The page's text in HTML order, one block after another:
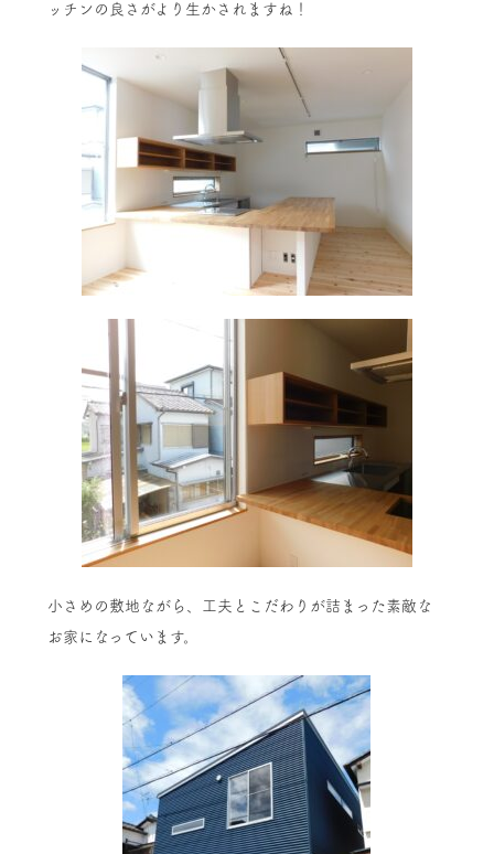
ッチンの良さがより生かされますね！
小さめの敷地ながら、工夫とこだわりが詰まった素敵な
お家になっています。